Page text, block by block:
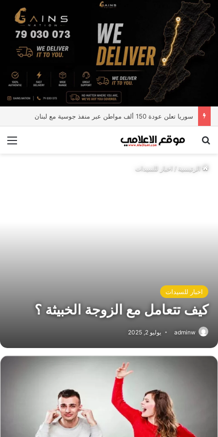
سوريا تعلن عودة 150 ألف مواطن عبر منفذ جوسية مع لبنان
بحث عن
الرئيسية/ اخبار للسيدات
اخبار للسيدات
كيف تتعامل مع الزوجة الخبيثة ؟
adminw يوليو 2, 2025